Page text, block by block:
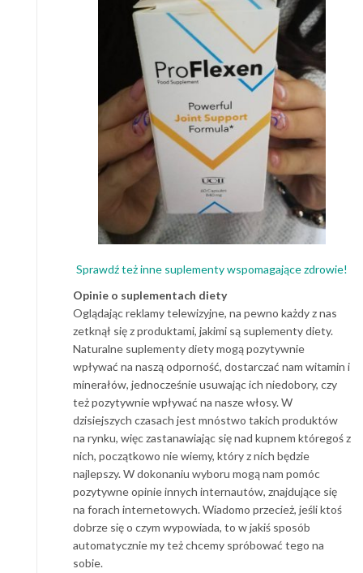
Sprawdź też inne suplementy wspomagające zdrowie!
Opinie o suplementach diety
Oglądając reklamy telewizyjne, na pewno każdy z nas
zetknął się z produktami, jakimi są suplementy diety.
Naturalne suplementy diety mogą pozytywnie
wpływać na naszą odporność, dostarczać nam witamin i
minerałów, jednocześnie usuwając ich niedobory, czy
też pozytywnie wpływać na nasze włosy. W
dzisiejszych czasach jest mnóstwo takich produktów
na rynku, więc zastanawiając się nad kupnem któregoś z
nich, początkowo nie wiemy, który z nich będzie
najlepszy. W dokonaniu wyboru mogą nam pomóc
pozytywne opinie innych internautów, znajdujące się
na forach internetowych. Wiadomo przecież, jeśli ktoś
dobrze się o czym wypowiada, to w jakiś sposób
automatycznie my też chcemy spróbować tego na
sobie.